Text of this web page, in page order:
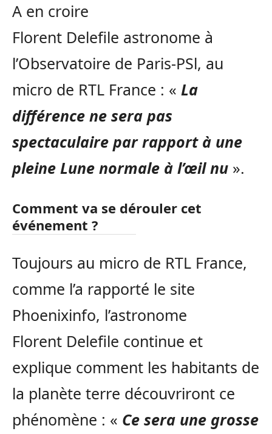
A en croire
Florent Delefile astronome à
l’Observatoire de Paris-PSl, au
micro de RTL France : « La
différence ne sera pas
spectaculaire par rapport à une
pleine Lune normale à l’œil nu ».
Comment va se dérouler cet
événement ?
Toujours au micro de RTL France,
comme l’a rapporté le site
Phoenixinfo, l’astronome
Florent Delefile continue et
explique comment les habitants de
la planète terre découvriront ce
phénomène : « Ce sera une grosse